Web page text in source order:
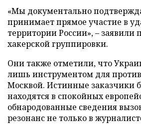
«Мы документально
принимает прямое участие в
территории России», – заявили
хакерской группировки.
Они также отметили, что
лишь инструментом для
Москвой. Истинные заказчики
находятся в спокойных
обнародованные сведения
резонанс не только в